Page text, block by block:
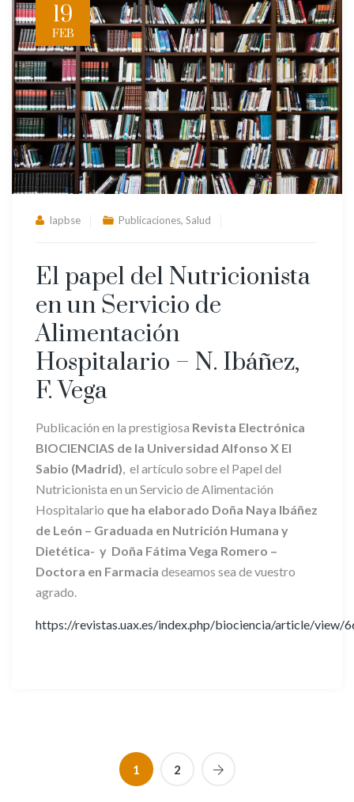
19
FEB
lapbse Publicaciones, Salud
El papel del Nutricionista
en un Servicio de
Alimentación
Hospitalario – N. Ibáñez,
F. Vega
Publicación en la prestigiosa Revista Electrónica
BIOCIENCIAS de la Universidad Alfonso X El
Sabio (Madrid), el artículo sobre el Papel del
Nutricionista en un Servicio de Alimentación
Hospitalario que ha elaborado Doña Naya Ibáñez
de León – Graduada en Nutrición Humana y
Dietética- y Doña Fátima Vega Romero –
Doctora en Farmacia deseamos sea de vuestro
agrado.
https://revistas.uax.es/index.php/biociencia/article/view/
1 2